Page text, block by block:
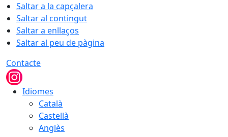
Saltar a la capçalera
Saltar al contingut
Saltar a enllaços
Saltar al peu de pàgina
Contacte
Idiomes
Català
Castellà
Anglès